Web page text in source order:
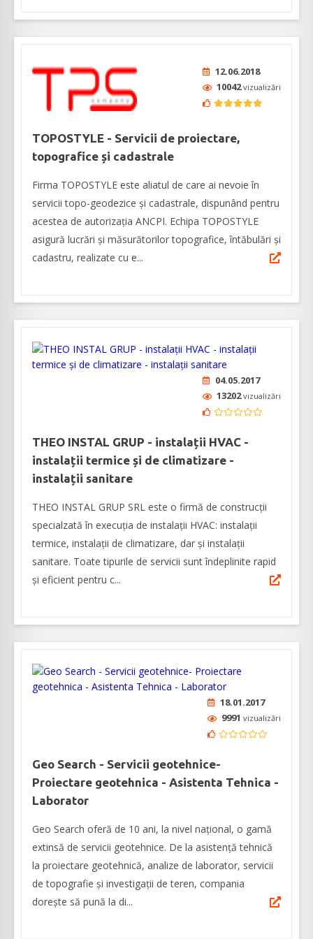
12.06.2018
10042vizualizări
TOPOSTYLE - Servicii de proiectare,
topografice și cadastrale
Firma TOPOSTYLE este aliatul de care ai nevoie în
servicii topo-geodezice și cadastrale, dispunând pentru
acestea de autorizația ANCPI. Echipa TOPOSTYLE
asigură lucrări și măsurătorilor topografice, întăbulări și
cadastru, realizate cu e...
04.05.2017
13202vizualizări
THEO INSTAL GRUP - instalații HVAC -
instalații termice și de climatizare -
instalații sanitare
THEO INSTAL GRUP SRL este o firmă de construcții
specialzată în execuția de instalații HVAC: instalații
termice, instalații de climatizare, dar și instalații
sanitare. Toate tipurile de servicii sunt îndeplinite rapid
și eficient pentru c...
18.01.2017
9991 vizualizări
Geo Search - Servicii geotehnice-
Proiectare geotehnica - Asistenta Tehnica -
Laborator
Geo Search oferă de 10 ani, la nivel național, o gamă
extinsă de servicii geotehnice. De la asistență tehnică
la proiectare geotehnică, analize de laborator, servicii
de topografie și investigații de teren, compania
dorește să pună la di...